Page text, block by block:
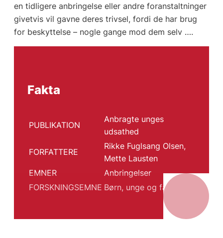
en tidligere anbringelse eller andre foranstaltninger
givetvis vil gavne deres trivsel, fordi de har brug
for beskyttelse – nogle gange mod dem selv ….
Fakta
PUBLIKATION
Anbragte unges
udsathed
FORFATTERE
Rikke Fuglsang Olsen,
Mette Lausten
EMNER
Anbringelser
FORSKNINGSEMNE Børn, unge og familie